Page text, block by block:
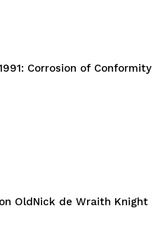
Corrosion of Conformity
OldNick de Wraith Knight